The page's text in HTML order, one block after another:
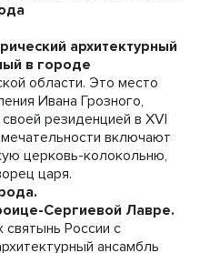
архитектурный
в городе
области. Это место
Ивана Грозного,
резиденцией в XVI
включают
церковь-колокольню,
царя.
Сергиевой Лавре.
России с
ансамбль